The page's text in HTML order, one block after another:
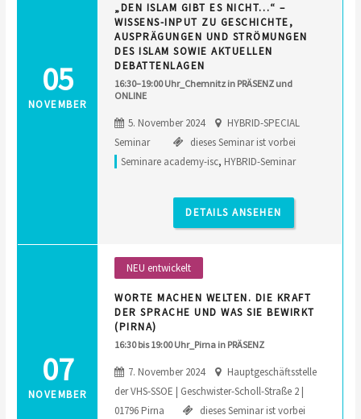
05
NOVEMBER
„DEN ISLAM GIBT ES NICHT…“ –
WISSENS-INPUT ZU GESCHICHTE,
AUSPRÄGUNGEN UND STRÖMUNGEN
DES ISLAM SOWIE AKTUELLEN
DEBATTENLAGEN
16:30–19:00 Uhr_Chemnitz in PRÄSENZ und
ONLINE
5. November 2024
HYBRID-SPECIAL
Seminar
dieses Seminar ist vorbei
Seminare academy-isc, HYBRID-Seminar
DETAILS ANSEHEN
07
NOVEMBER
NEU entwickelt
WORTE MACHEN WELTEN. DIE KRAFT
DER SPRACHE UND WAS SIE BEWIRKT
(PIRNA)
16:30 bis 19:00 Uhr_Pirna in PRÄSENZ
7. November 2024
Hauptgeschäftsstelle
der VHS-SSOE | Geschwister-Scholl-Straße 2 |
01796 Pirna
dieses Seminar ist vorbei